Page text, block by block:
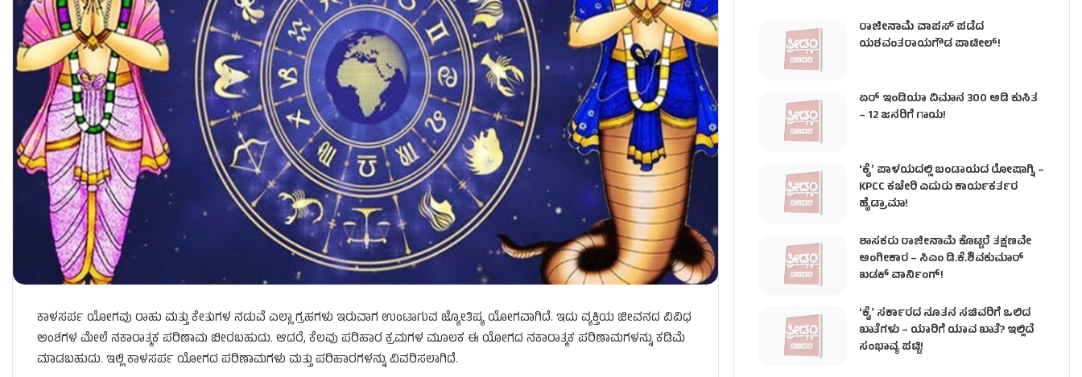
ಕಾಳಸರ್ಪ ಯೋಗವು ರಾಹು ಮತ್ತು ಕೇತುಗಳ ನಡುವೆ ಎಲ್ಲಾ ಗ್ರಹಗಳು ಇರುವಾಗ ಉಂಟಾಗುವ ಜ್ಯೋತಿಷ್ಯ ಯೋಗವಾಗಿದೆ. ಇದು ವ್ಯಕ್ತಿಯ ಜೀವನದ ವಿವಿಧ
ಅಂಶಗಳ ಮೇಲೆ ನಕಾರಾತ್ಮಕ ಪರಿಣಾಮ ಬೀರಬಹುದು. ಆದರೆ, ಕೆಲವು ಪರಿಹಾರ ಕ್ರಮಗಳ ಮೂಲಕ ಈ ಯೋಗದ ನಕಾರಾತ್ಮಕ ಪರಿಣಾಮಗಳನ್ನು ಕಡಿಮೆ
ಮಾಡಬಹುದು. ಇಲ್ಲಿ ಕಾಳಸರ್ಪ ಯೋಗದ ಪರಿಣಾಮಗಳು ಮತ್ತು ಪರಿಹಾರಗಳನ್ನು ವಿವರಿಸಲಾಗಿದೆ.
ರಾಜೀನಾಮೆ ವಾಪಸ್ ಪಡೆದ
ಯಶವಂತರಾಯಗೌಡ ಪಾಟೀಲ್‌!
ಏರ್ ಇಂಡಿಯಾ ವಿಮಾನ 300 ಅಡಿ ಕುಸಿತ
– 12 ಜನರಿಗೆ ಗಾಯ!
ʻಕೈʼ​ ಪಾಳಯದಲ್ಲಿ ಬಂಡಾಯದ ರೋಷಾಗ್ನಿ –
KPCC ಕಚೇರಿ ಎದುರು ಕಾರ್ಯಕರ್ತರ
ಹೈಡ್ರಾಮಾ!
ಶಾಸಕರು ರಾಜೀನಾಮೆ ಕೊಟ್ಟರೆ ತಕ್ಷಣವೇ
ಅಂಗೀಕಾರ – ಸಿಎಂ ಡಿ.ಕೆ.ಶಿವಕುಮಾರ್
ಖಡಕ್ ವಾರ್ನಿಂಗ್!
ʻಕೈʼ ಸರ್ಕಾರದ ನೂತನ ಸಚಿವರಿಗೆ ಒಲಿದ
ಖಾತೆಗಳು – ಯಾರಿಗೆ ಯಾವ ಖಾತೆ? ಇಲ್ಲಿದೆ
ಸಂಭಾವ್ಯ ಪಟ್ಟಿ!